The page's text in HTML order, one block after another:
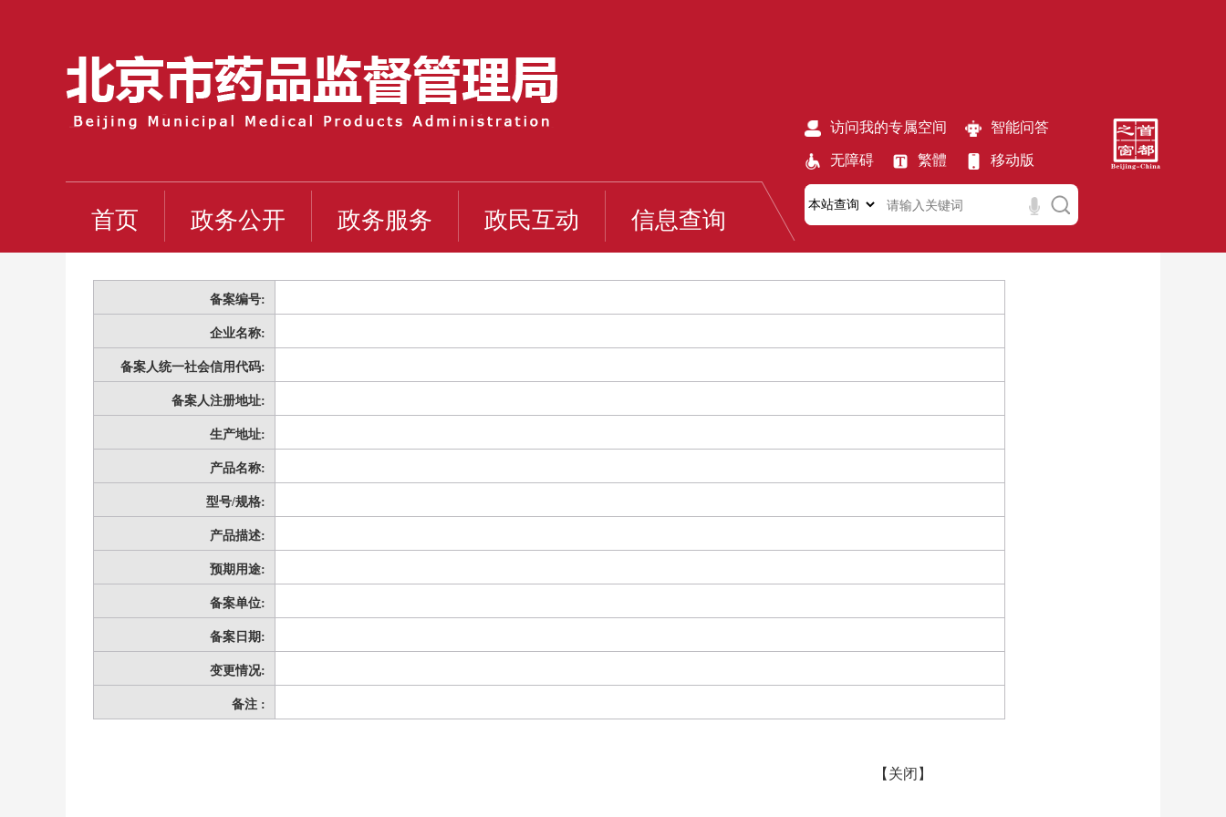
首页 政务公开 政务服务 政民互动 信息查询
访问我的专属空间 智能问答
无障碍 繁體 移动版
备案编号:
企业名称:
备案人统一社会信用代码:
备案人注册地址:
生产地址:
产品名称:
型号/规格:
产品描述:
预期用途:
备案单位:
备案日期:
变更情况:
备注 :
【 关闭 】